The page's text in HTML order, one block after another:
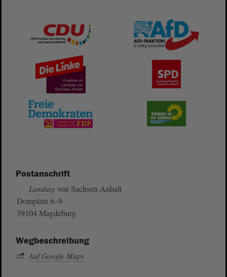
Postanschrift
Landtag von Sachsen-Anhalt
Domplatz 6–9
39104 Magdeburg
Wegbeschreibung
Auf Google Maps